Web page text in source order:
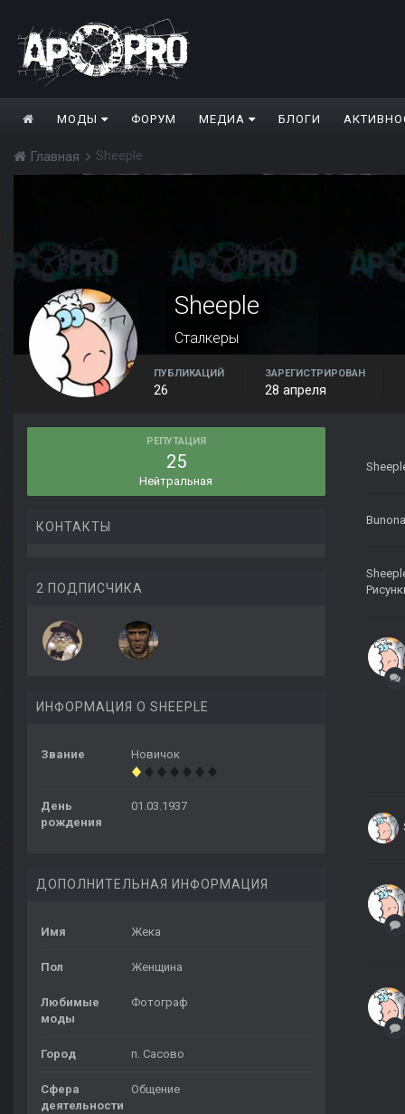
МОДЫ ФОРУМ МЕДИА БЛОГИ
Главная Sheeple
Sheeple
Сталкеры
ПУБЛИКАЦИЙ
26
ЗАРЕГИСТРИРОВАН
28 апреля
РЕПУТАЦИЯ
25
Нейтральная
КОНТАКТЫ
2 ПОДПИСЧИКА
ИНФОРМАЦИЯ О SHEEPLE
Звание Новичок
День
рождения
01.03.1937
ДОПОЛНИТЕЛЬНАЯ ИНФОРМАЦИЯ
Имя Жека
Пол Женщина
Любимые
моды
Фотограф
Город п. Сасово
Сфера
деятельности
Общение
Bunona